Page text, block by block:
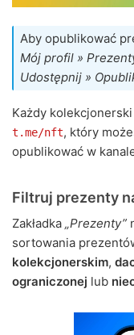
Aby opublikować
Mój profil »
Udostępnij »
Każdy
t.me/nft, który
opublikować w
Filtruj prezenty
Zakładka „Prezenty”
sortowania
kolekcjonerskim,
ograniczonej lub